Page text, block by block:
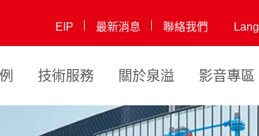
EIP 最新消息 聯絡我們
式電動抽
(低吸型)
豎軸式抽
水機
液壓履帶自
吸式抽水機
機 自吸型移動式引擎抽水機組
技術服務 關於泉溢
相關認證 專利證書
影音專區